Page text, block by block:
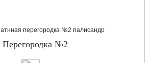
Перегородка №2